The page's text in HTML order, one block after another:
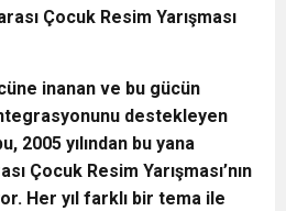
Çocuk Resim Yarışması
inanan ve bu gücün
destekleyen
2005 yılından bu yana
Çocuk Resim Yarışması’nın
Her yıl farklı bir tema ile